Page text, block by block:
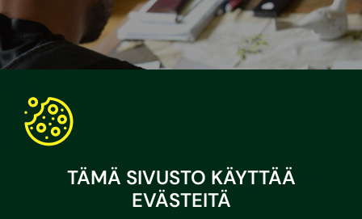
TÄMÄ SIVUSTO KÄYTTÄÄ
EVÄSTEITÄ